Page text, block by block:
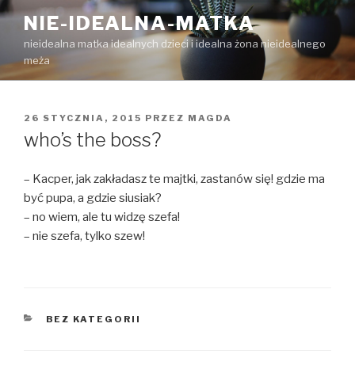
Przejdź
treści
NIE-IDEALNA-MATKA
nieidealna matka idealnych dzieci i idealna żona nieidealnego
meża
OPUBLIKOWANE
26 STYCZNIA, 2015 PRZEZ MAGDA
who’s the boss?
– Kacper, jak zakładasz te majtki, zastanów się! gdzie ma
być pupa, a gdzie siusiak?
– no wiem, ale tu widzę szefa!
– nie szefa, tylko szew!
KATEGORIE
BEZ KATEGORII